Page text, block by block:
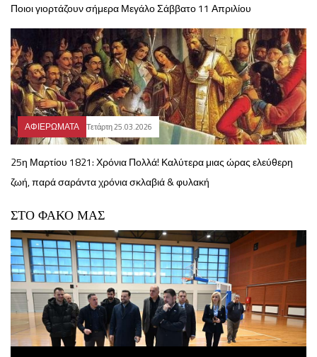
Ποιοι γιορτάζουν σήμερα Μεγάλο Σάββατο 11 Απριλίου
ΑΦΙΕΡΩΜΑΤΑ Τετάρτη 25.03.2026
25η Μαρτίου 1821: Χρόνια Πολλά! Καλύτερα μιας ώρας ελεύθερη
ζωή, παρά σαράντα χρόνια σκλαβιά & φυλακή
ΣΤΟ ΦΑΚΟ ΜΑΣ